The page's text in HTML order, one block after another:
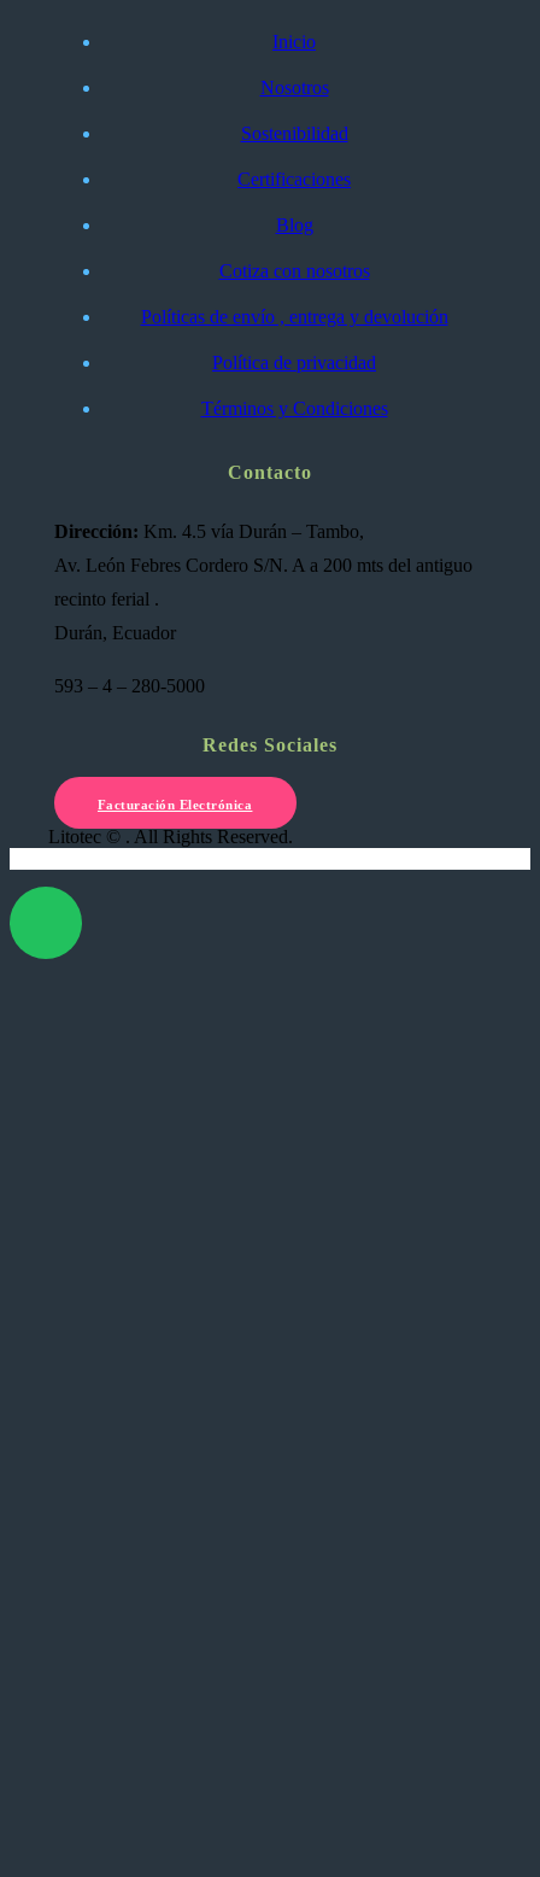
Inicio
Nosotros
Sostenibilidad
Certificaciones
Blog
Cotiza con nosotros
Políticas de envío , entrega y devolución
Política de privacidad
Términos y Condiciones
Contacto
Dirección: Km. 4.5 vía Durán – Tambo,
Av. León Febres Cordero S/N. A a 200 mts del antiguo
recinto ferial .
Durán, Ecuador
593 – 4 – 280-5000
Redes Sociales
Facturación Electrónica
Litotec © . All Rights Reserved.